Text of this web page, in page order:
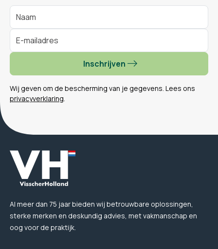
Inschrijven
Wij geven om de bescherming van je gegevens. Lees ons
privacyverklaring
Al meer dan 75 jaar bieden wij betrouwbare oplossingen,
sterke merken en deskundig advies, met vakmanschap en
oog voor de praktijk.